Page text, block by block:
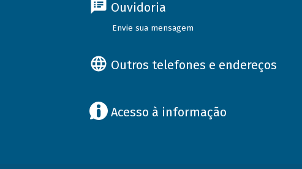
Ouvidoria
Envie sua mensagem
Outros telefones e endereços
Acesso à informação